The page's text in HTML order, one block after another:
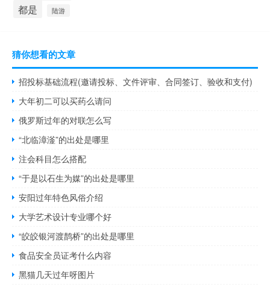
都是 陆游
猜你想看的文章
招投标基础流程(邀请投标、文件评审、合同签订、验收和支付)
大年初二可以买药么请问
俄罗斯过年的对联怎么写
“北临漳滏”的出处是哪里
注会科目怎么搭配
“于是以石生为媒”的出处是哪里
安阳过年特色风俗介绍
大学艺术设计专业哪个好
“皎皎银河渡鹊桥”的出处是哪里
食品安全员证考什么内容
黑猫几天过年呀图片